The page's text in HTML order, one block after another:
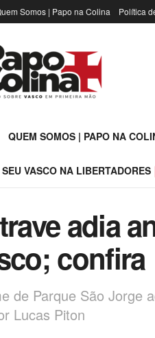
Somos | Papo na Colina Política
QUEM SOMOS | PAPO NA
VASCO NA LIBERTADORES
adia
confira
de Parque São Jorge
Lucas Piton